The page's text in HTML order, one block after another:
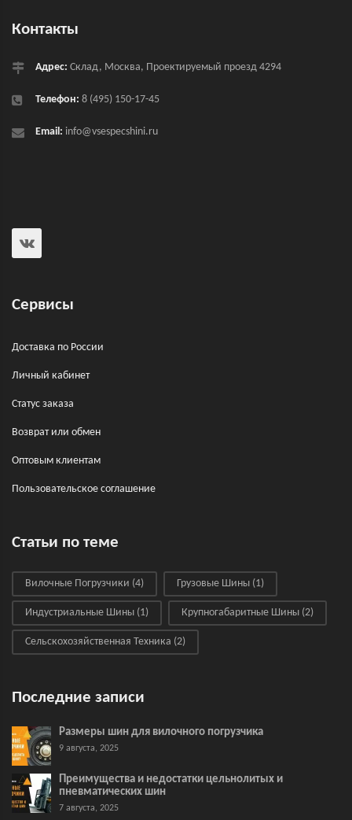
Контакты
Адрес: Склад, Москва, Проектируемый проезд 4294
Телефон: 8 (495) 150-17-45
Email: info@vsespecshini.ru
Сервисы
Доставка по России
Личный кабинет
Статус заказа
Возврат или обмен
Оптовым клиентам
Пользовательское соглашение
Статьи по теме
Вилочные Погрузчики (4) Грузовые Шины (1)
Индустриальные Шины (1) Крупногабаритные Шины (2)
Сельскохозяйственная Техника (2)
Последние записи
Размеры шин для вилочного погрузчика
9 августа, 2025
Преимущества и недостатки цельнолитых и
пневматических шин
7 августа, 2025